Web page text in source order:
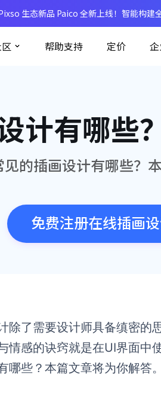
生态新品 Paico 全新上线！智能构建
帮助支持 定价
计有哪些
见的插画设计有哪些？
免费注册在线插画
除了需要设计师具备缜密的
情感的诀窍就是在UI界面中
哪些？本篇文章将为你解答。